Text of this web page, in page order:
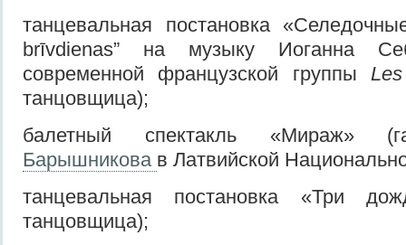
танцевальная постановка
brīvdienas” на музыку Иоганна
современной французской группы
танцовщица);
балетный спектакль «Мираж»
Барышникова в Латвийской
танцевальная постановка «Три
танцовщица);